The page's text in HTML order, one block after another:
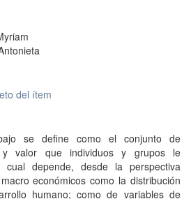
del ítem
se define como el conjunto de
y valor que individuos y grupos le
depende, desde la perspectiva
económicos como la distribución
humano; como de variables de